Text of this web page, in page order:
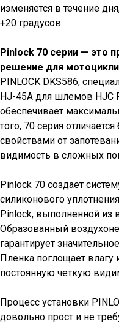
изменяется в течение
+20 градусов.
Pinlock 70 серии — это
решение для
PINLOCK DKS586,
HJ-45A для шлемов HJC
обеспечивает
того, 70 серия
свойствами от
видимость в сложных
Pinlock 70 создает
силиконового
Pinlock, выполненной из
Образованный
гарантирует
Пленка поглощает влагу
постоянную четкую
Процесс установки
довольно прост и не